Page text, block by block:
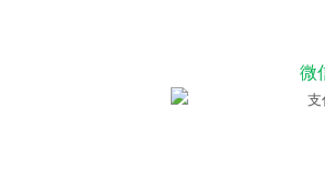
微